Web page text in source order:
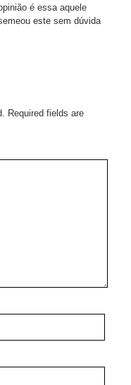
é essa aquele
este sem dúvida
Required fields are